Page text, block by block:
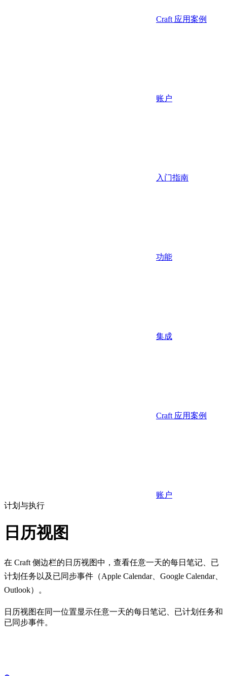
Craft 应用案例
账户
入门指南
功能
集成
Craft 应用案例
账户
计划与执行
日历视图
在 Craft 侧边栏的日历视图中，查看任意一天的每日笔记、已
计划任务以及已同步事件（Apple Calendar、Google Calendar、
Outlook）。
日历视图在同一位置显示任意一天的每日笔记、已计划任务和
已同步事件。